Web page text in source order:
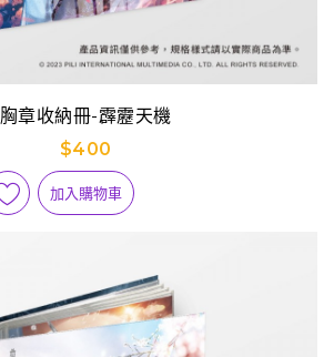
胸章收納冊-霹靂天機
$400
加入購物車